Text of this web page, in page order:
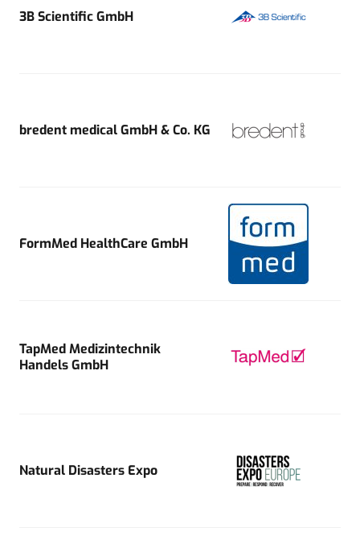
3B Scientific GmbH
bredent medical GmbH & Co. KG
FormMed HealthCare GmbH
TapMed Medizintechnik
Handels GmbH
Natural Disasters Expo